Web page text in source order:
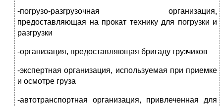
-погрузо-разгрузочная организация,
предоставляющая на прокат технику для погрузки и
разгрузки
-организация, предоставляющая бригаду грузчиков
-экспертная организация, используемая при приемке
и осмотре груза
-автотранспортная организация, привлеченная для